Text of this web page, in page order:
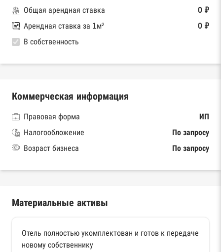
Общая арендная ставка
0 ₽
Арендная ставка за 1м²
0 ₽
В собственность
Коммерческая информация
Правовая форма
ИП
Налогообложение
По запросу
Возраст бизнеса
По запросу
Материальные активы
Отель полностью укомплектован и готов к передаче
новому собственнику